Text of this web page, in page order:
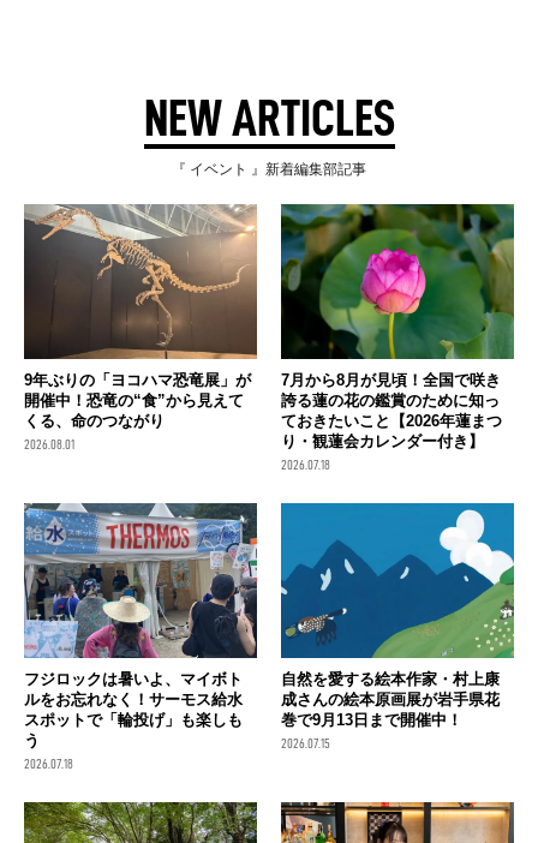
NEW ARTICLES
『 イベント 』新着編集部記事
9年ぶりの「ヨコハマ恐竜展」が
開催中！恐竜の“食”から見えて
くる、命のつながり
2026.08.01
7月から8月が見頃！全国で咲き
誇る蓮の花の鑑賞のために知っ
ておきたいこと【2026年蓮まつ
り・観蓮会カレンダー付き】
2026.07.18
フジロックは暑いよ、マイボト
ルをお忘れなく！サーモス給水
スポットで「輪投げ」も楽しも
う
2026.07.18
自然を愛する絵本作家・村上康
成さんの絵本原画展が岩手県花
巻で9月13日まで開催中！
2026.07.15